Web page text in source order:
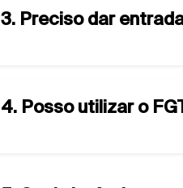
3. Preciso dar
4. Posso utilizar o